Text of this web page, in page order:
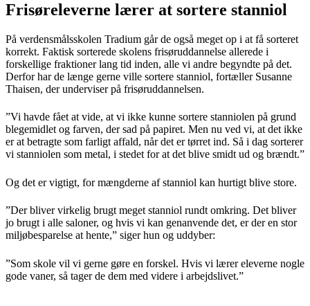
Frisøreleverne lærer at sortere stanniol
På verdensmålsskolen Tradium går de også meget op i at få sorteret
korrekt. Faktisk sorterede skolens frisøruddannelse allerede i
forskellige fraktioner lang tid inden, alle vi andre begyndte på det.
Derfor har de længe gerne ville sortere stanniol, fortæller Susanne
Thaisen, der underviser på frisøruddannelsen.
”Vi havde fået at vide, at vi ikke kunne sortere stanniolen på grund
blegemidlet og farven, der sad på papiret. Men nu ved vi, at det ikke
er at betragte som farligt affald, når det er tørret ind. Så i dag sorterer
vi stanniolen som metal, i stedet for at det blive smidt ud og brændt.”
Og det er vigtigt, for mængderne af stanniol kan hurtigt blive store.
”Der bliver virkelig brugt meget stanniol rundt omkring. Det bliver
jo brugt i alle saloner, og hvis vi kan genanvende det, er der en stor
miljøbesparelse at hente,” siger hun og uddyber:
”Som skole vil vi gerne gøre en forskel. Hvis vi lærer eleverne nogle
gode vaner, så tager de dem med videre i arbejdslivet.”